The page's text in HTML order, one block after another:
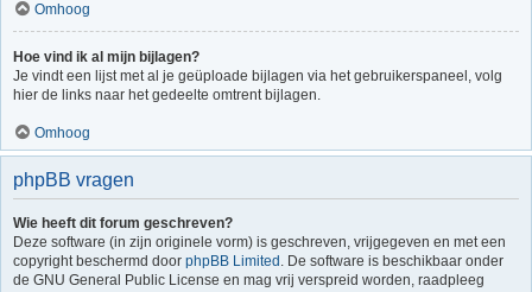
Omhoog
Hoe vind ik al mijn bijlagen?
Je vindt een lijst met al je geüploade bijlagen via het gebruikerspaneel, volg
hier de links naar het gedeelte omtrent bijlagen.
Omhoog
phpBB vragen
Wie heeft dit forum geschreven?
Deze software (in zijn originele vorm) is geschreven, vrijgegeven en met een
copyright beschermd door phpBB Limited . De software is beschikbaar onder
de GNU General Public License en mag vrij verspreid worden, raadpleeg